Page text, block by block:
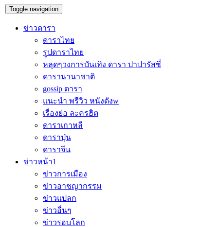
Toggle navigation
ข่าวดารา
ดาราไทย
รูปดาราไทย
หลุดๆวงการบันเทิง ดารา ปาปารัสซี่
ดารานานาชาติ
gossip ดารา
แนะนำ พรีวิว หนังดังw
เรื่องย่อ ละครฮิต
ดาราเกาหลี
ดาราปุ่น
ดาราจีน
ข่าวหน้า1
ข่าวการเมือง
ข่าวอาชญากรรม
ข่าวแปลก
ข่าวอื่นๆ
ข่าวรอบโลก